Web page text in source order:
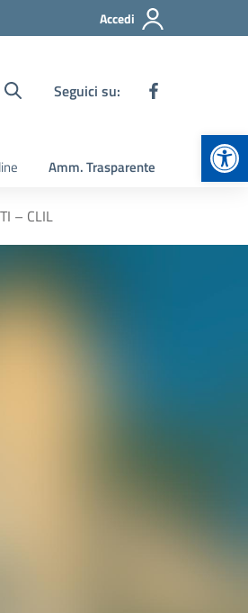
Accedi
Seguici su:
Amm. Trasparente
– CLIL